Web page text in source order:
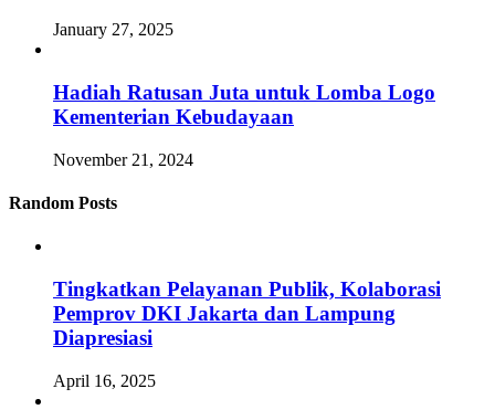
January 27, 2025
Hadiah Ratusan Juta untuk Lomba Logo
Kementerian Kebudayaan
November 21, 2024
Random Posts
Tingkatkan Pelayanan Publik, Kolaborasi
Pemprov DKI Jakarta dan Lampung
Diapresiasi
April 16, 2025